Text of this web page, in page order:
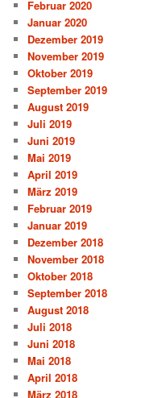
Februar 2020
Januar 2020
Dezember 2019
November 2019
Oktober 2019
September 2019
August 2019
Juli 2019
Juni 2019
Mai 2019
April 2019
März 2019
Februar 2019
Januar 2019
Dezember 2018
November 2018
Oktober 2018
September 2018
August 2018
Juli 2018
Juni 2018
Mai 2018
April 2018
März 2018